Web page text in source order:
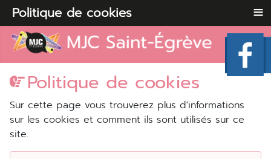
Politique de cookies
Sur cette page vous trouverez plus d'informations
sur les cookies et comment ils sont utilisés sur ce
site.
Politique de cookies ≡